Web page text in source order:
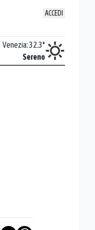
ACCEDI
Venezia:32.3°
Sereno